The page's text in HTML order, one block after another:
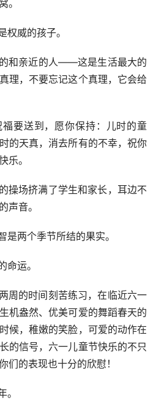
。
权威的孩子。
和亲近的人——这是生活最大的
理，不要忘记这个真理，它会给
要送到，愿你保持：儿时的童
的天真，消去所有的不幸，祝你
乐。
操场挤满了学生和家长，耳边不
声音。
是两个季节所结的果实。
命运。
周的时间刻苦练习，在临近六一
机盎然、优美可爱的舞蹈春天的
候，稚嫩的笑脸，可爱的动作在
的信号，六一儿童节快乐的不只
们的表现也十分的欣慰！